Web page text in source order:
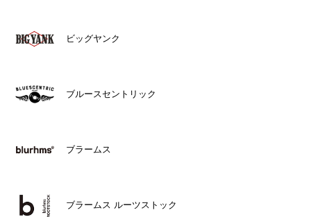
ビッグヤンク
ブルースセントリック
ブラームス
ブラームス ルーツストック